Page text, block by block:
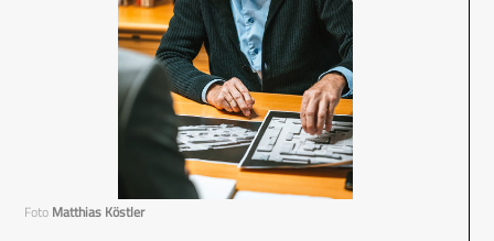
Foto Matthias Köstler